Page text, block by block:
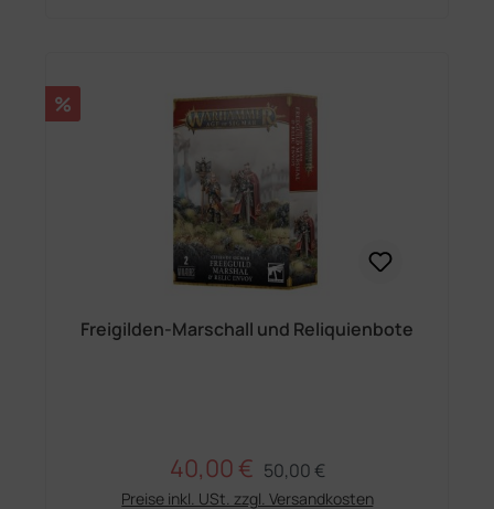
Rabatt
%
Freigilden-Marschall und Reliquienbote
Verkaufspreis:
40,00 € Regulärer Preis:
50,00 €
Preise inkl. USt. zzgl. Versandkosten